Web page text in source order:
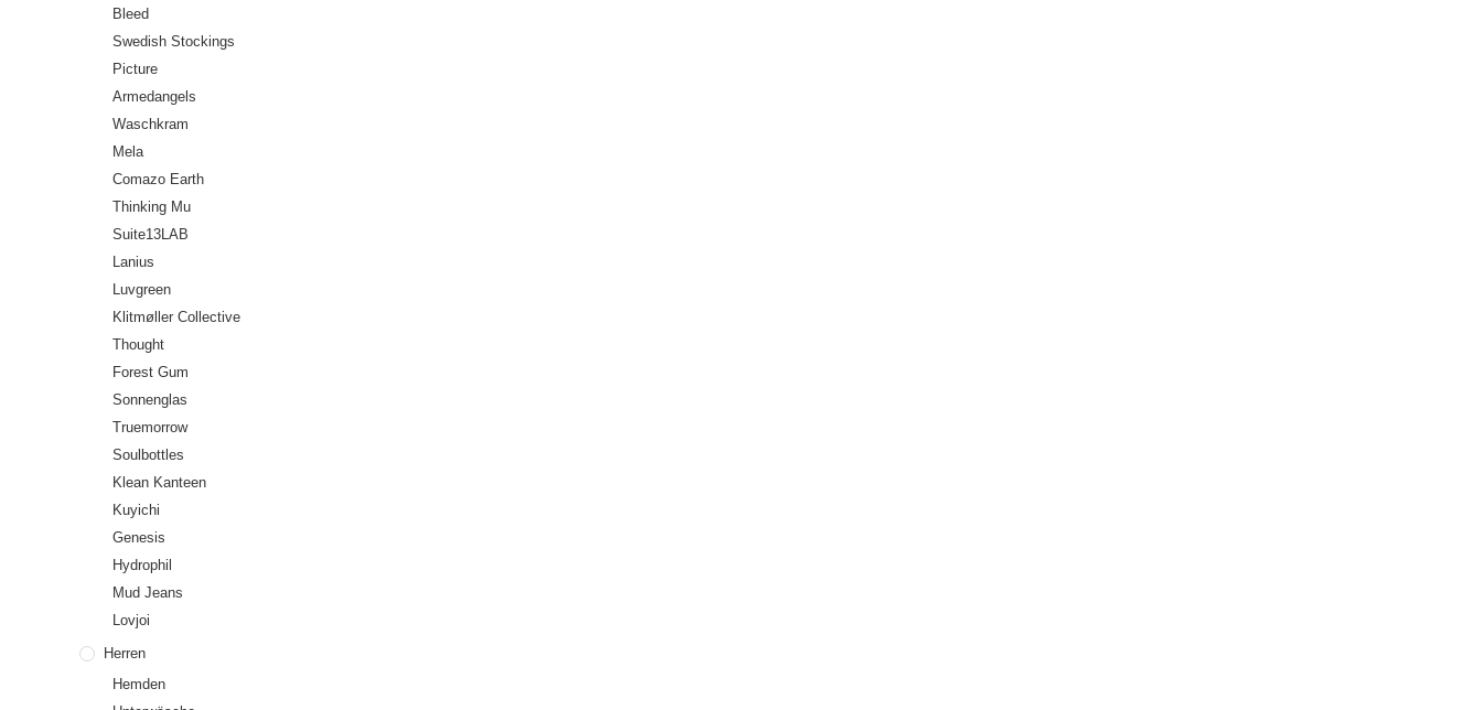
Bleed
Swedish Stockings
Picture
Armedangels
Waschkram
Mela
Comazo Earth
Thinking Mu
Suite13LAB
Lanius
Luvgreen
Klitmøller Collective
Thought
Forest Gum
Sonnenglas
Truemorrow
Soulbottles
Klean Kanteen
Kuyichi
Genesis
Hydrophil
Mud Jeans
Lovjoi
Herren
Hemden